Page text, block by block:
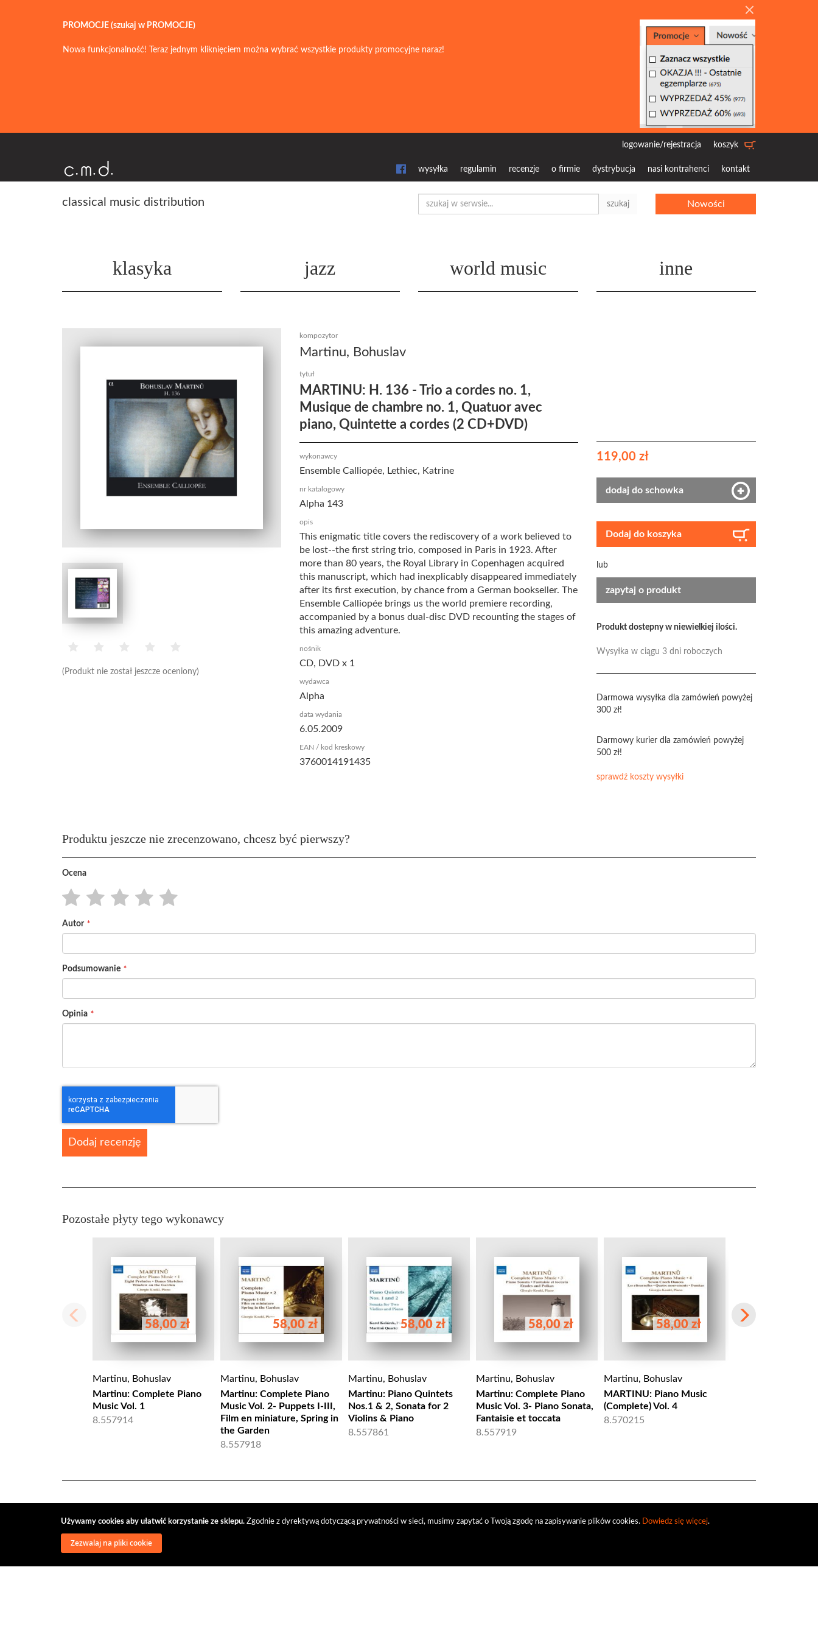
PROMOCJE (szukaj w PROMOCJE)
Nowa funkcjonalność! Teraz jednym kliknięciem można wybrać wszystkie produkty promocyjne naraz!
Używamy cookies aby ułatwić korzystanie ze sklepu. Zgodnie z dyrektywą dotyczącą prywatności w sieci, musimy zapytać o Twoją zgodę na zapisywanie plików cookies. Dowiedz się więcej.
Zezwalaj na pliki cookie
koszyk
logowanie/rejestracja
wysyłka regulamin recenzje o firmie dystrybucja nasi kontrahenci kontakt
classical music distribution szukaj Nowości
klasyka jazz world music inne
(Produkt nie został jeszcze oceniony)
kompozytor
Martinu, Bohuslav
tytuł
MARTINU: H. 136 - Trio a cordes no. 1,
Musique de chambre no. 1, Quatuor avec
piano, Quintette a cordes (2 CD+DVD)
wykonawcy
Ensemble Calliopée, Lethiec, Katrine
nr katalogowy
Alpha 143
opis
This enigmatic title covers the rediscovery of a work believed to
be lost--the first string trio, composed in Paris in 1923. After
more than 80 years, the Royal Library in Copenhagen acquired
this manuscript, which had inexplicably disappeared immediately
after its first execution, by chance from a German bookseller. The
Ensemble Calliopée brings us the world premiere recording,
accompanied by a bonus dual-disc DVD recounting the stages of
this amazing adventure.
nośnik
CD, DVD x 1
wydawca
Alpha
data wydania
6.05.2009
EAN / kod kreskowy
3760014191435
119,00 zł
dodaj do schowka
Dodaj do koszyka
lub
zapytaj o produkt
Produkt dostepny w niewielkiej ilości.
Wysyłka w ciągu 3 dni roboczych
Darmowa wysyłka dla zamówień powyżej
300 zł!
Darmowy kurier dla zamówień powyżej
500 zł!
sprawdź koszty wysyłki
Produktu jeszcze nie zrecenzowano, chcesz być pierwszy?
Ocena
star
stars
stars
stars
stars
Autor
Podsumowanie
Opinia
Dodaj recenzję
Pozostałe płyty tego wykonawcy
58,00 zł
Martinu, Bohuslav
Martinu: Complete Piano
Music Vol. 1
8.557914
58,00 zł
Martinu, Bohuslav
Martinu: Complete Piano
Music Vol. 2- Puppets I-III,
Film en miniature, Spring in
the Garden
8.557918
58,00 zł
Martinu, Bohuslav
Martinu: Piano Quintets
Nos.1 & 2, Sonata for 2
Violins & Piano
8.557861
58,00 zł
Martinu, Bohuslav
Martinu: Complete Piano
Music Vol. 3- Piano Sonata,
Fantaisie et toccata
8.557919
58,00 zł
Martinu, Bohuslav
MARTINU: Piano Music
(Complete) Vol. 4
8.570215